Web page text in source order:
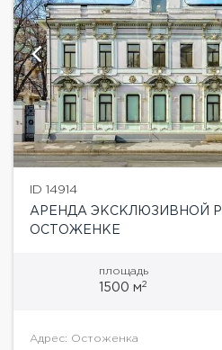
ID 14914
АРЕНДА ЭКСКЛЮЗИВНОЙ
ОСТОЖЕНКЕ
площадь
1500 м2
Адрес: Остоженка